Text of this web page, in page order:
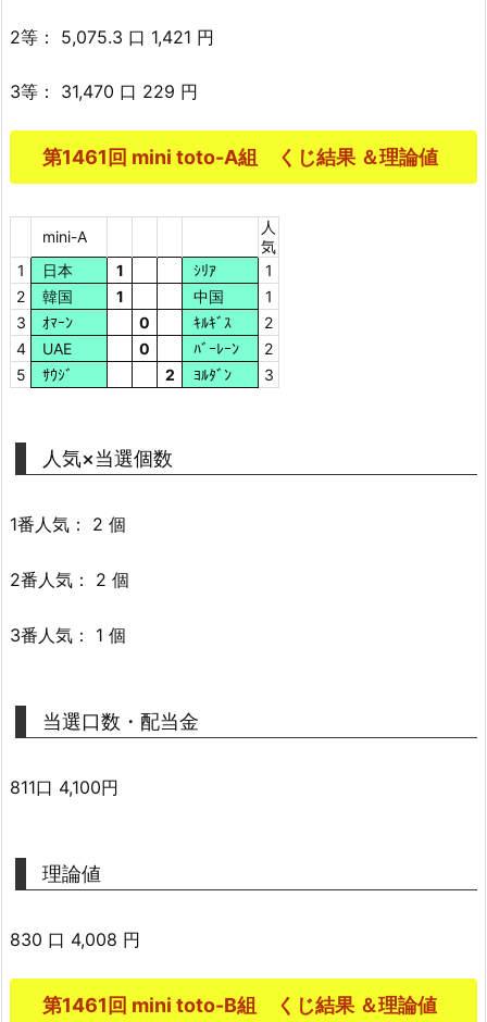
2等： 5,075.3 口 1,421 円
3等： 31,470 口 229 円
第1461回 mini toto-A組 くじ結果 ＆理論値
mini-A
人
気
1
日本 1 ｼﾘｱ
1
2
韓国 1 中国
1
3
ｵﾏｰﾝ 0 ｷﾙｷﾞｽ
2
4
UAE 0 ﾊﾞｰﾚｰﾝ
2
5
ｻｳｼﾞ 2 ﾖﾙﾀﾞﾝ 3
人気×当選個数
1番人気： 2 個
2番人気： 2 個
3番人気： 1 個
当選口数・配当金
811口 4,100円
理論値
830 口 4,008 円
第1461回 mini toto-B組 くじ結果 ＆理論値